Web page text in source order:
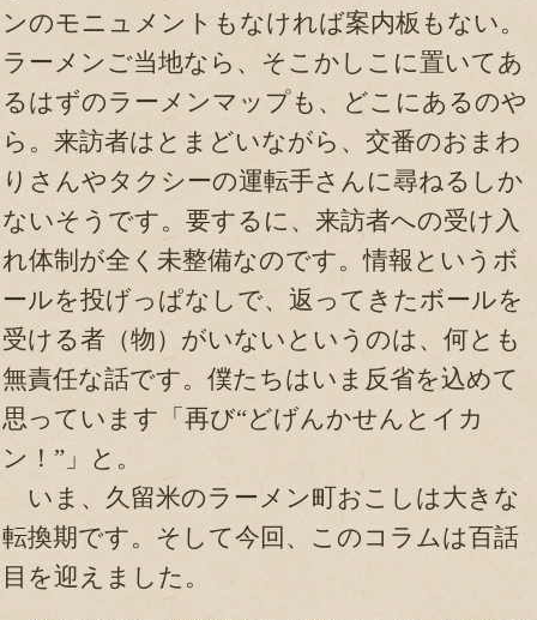
ンのモニュメントもなければ案内板もない。
ラーメンご当地なら、そこかしこに置いてあ
るはずのラーメンマップも、どこにあるのや
ら。来訪者はとまどいながら、交番のおまわ
りさんやタクシーの運転手さんに尋ねるしか
ないそうです。要するに、来訪者への受け入
れ体制が全く未整備なのです。情報というボ
ールを投げっぱなしで、返ってきたボールを
受ける者（物）がいないというのは、何とも
無責任な話です。僕たちはいま反省を込めて
思っています「再び“どげんかせんとイカ
ン！”」と。
いま、久留米のラーメン町おこしは大きな
転換期です。そして今回、このコラムは百話
目を迎えました。